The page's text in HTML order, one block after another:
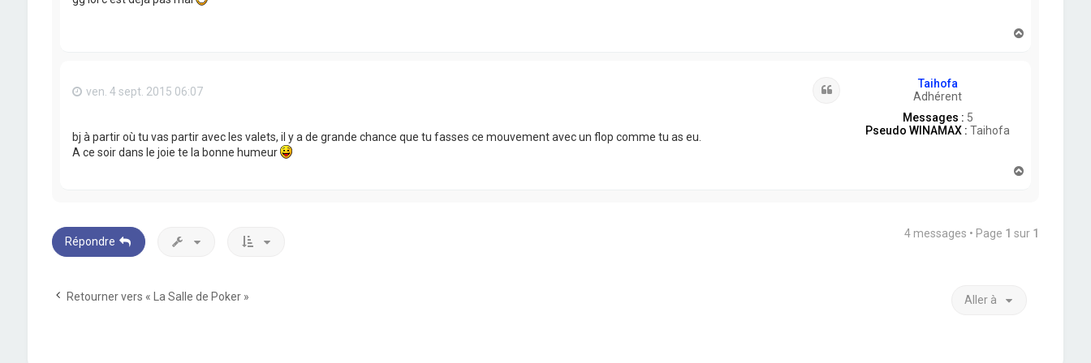
Taihofa
Adhérent
Messages : 5
Pseudo WINAMAX : Taihofa
ven. 4 sept. 2015 06:07
bj à partir où tu vas partir avec les valets, il y a de grande chance que tu fasses ce mouvement avec un flop comme tu as eu.
A ce soir dans le joie te la bonne humeur
Répondre
4 messages • Page 1 sur 1
Retourner vers « La Salle de Poker » Aller à